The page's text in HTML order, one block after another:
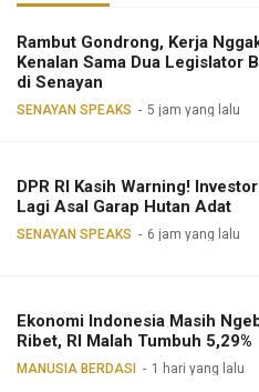
Rambut Gondrong, Kerja
Kenalan Sama Dua Legislator
di Senayan
SENAYAN SPEAKS 5 jam yang lalu
DPR RI Kasih Warning!
Lagi Asal Garap Hutan Adat
SENAYAN SPEAKS 6 jam yang lalu
Ekonomi Indonesia Masih
Ribet, RI Malah Tumbuh 5,29%
MANUSIA BERDASI 1 hari yang lalu